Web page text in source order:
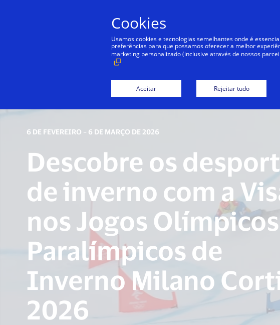
6 DE FEVEREIRO – 6 DE MARÇO DE 2026
Descobre os
de inverno com a
nos Jogos
Paralímpicos de
Inverno Milano
2026
Cookies
Usamos cookies e tecnologias semelhantes onde é
preferências para que possamos oferecer a melhor
marketing personalizado (inclusive através de nossos
Aceitar Rejeitar tudo